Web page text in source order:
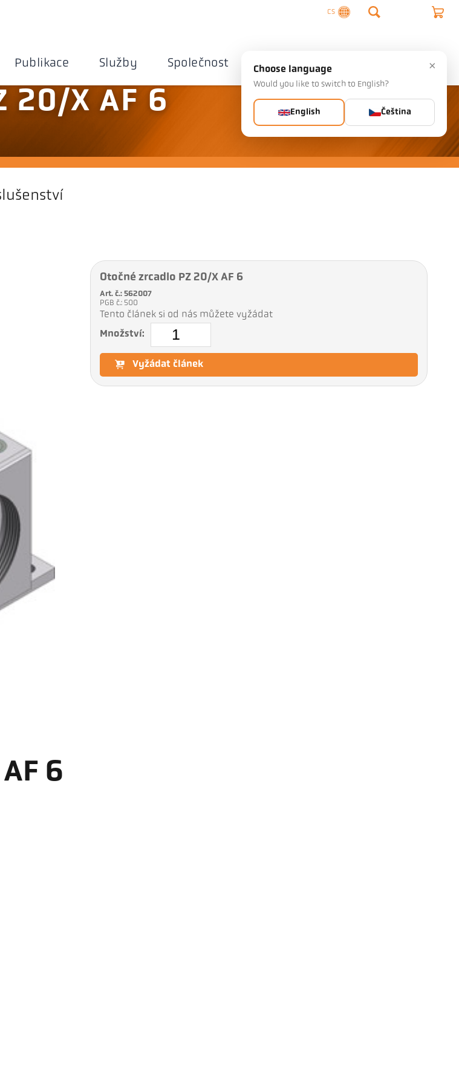
CS
Publikace Služby Společnost Kontaktujte nás
20/X AF 6
6
Otočné zrcadlo PZ 20/X AF 6
Art. č.: 562007
PGB č.: 500
Tento článek si od nás můžete vyžádat
Množství:
Vyžádat článek
×
Choose language
Would you like to switch to English?
English Čeština